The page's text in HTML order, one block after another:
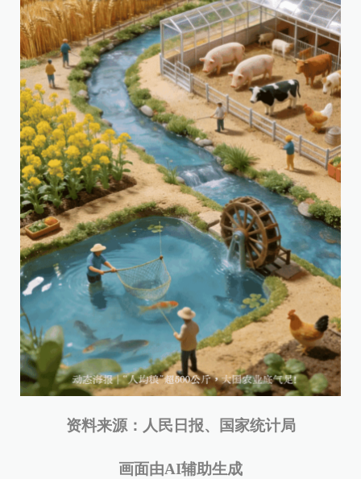
资料来源：人民日报、国家统计局
画面由AI辅助生成